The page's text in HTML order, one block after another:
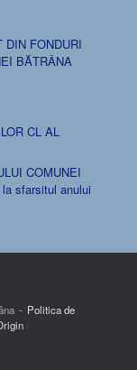
DIN FONDURI
BĂTRÂNA
CL AL
COMUNEI
sfarsitul anului
Politica de